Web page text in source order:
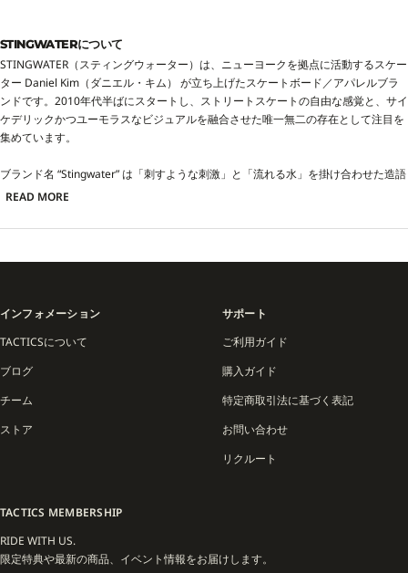
STINGWATERについて
STINGWATER（スティングウォーター）は、ニューヨークを拠点に活動するスケー
ター Daniel Kim（ダニエル・キム） が立ち上げたスケートボード／アパレルブラ
ンドです。2010年代半ばにスタートし、ストリートスケートの自由な感覚と、サイ
ケデリックかつユーモラスなビジュアルを融合させた唯一無二の存在として注目を
集めています。
ブランド名 “Stingwater” は「刺すような刺激」と「流れる水」を掛け合わせた造語
で、常識にとらわれない発想と流動的なスタイルを象徴。Tシャツやフーディーな
て小物やアクセサリーまで展開し、スケーターはもちろん、アートや音楽シーンと
トカルチャーを拡張するかのような独自の世界観を構築。特にグラフィックTシャ
ツや刺繍キャップなどは、コレクターアイテムとしても人気です。
また、2021年には Nike SB Dunk Low “Magic Mushroom” をリリースし、世界中の
スニーカー／スケートファンから大きな注目を集めました。幻覚的なグラフィック
や“Empty Your Mind”のメッセージは、STINGWATERの哲学を象徴する代表作のひ
とつとなっています。 現在も Daniel Kim 自身がライダー／クリエイティブディレ
トリートシーンを背景にしながら、グローバルに広がるスケートブランドのひとつ
STINGWATER は「遊び心」「実験性」「ストリートカルチャーとの共生」を軸
に、今後も型にはまらないアイテムと発想でスケートシーンを刺激し続けるブラン
ドです。
READ MORE
インフォメーション
TACTICSについて
ブログ
チーム
ストア
サポート
ご利用ガイド
購入ガイド
特定商取引法に基づく表記
お問い合わせ
リクルート
TACTICS MEMBERSHIP
RIDE WITH US.
限定特典や最新の商品、イベント情報をお届けします。